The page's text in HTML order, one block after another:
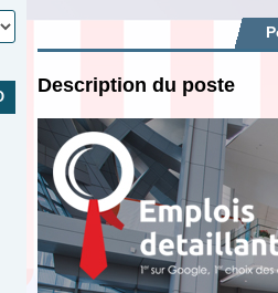
Description du poste